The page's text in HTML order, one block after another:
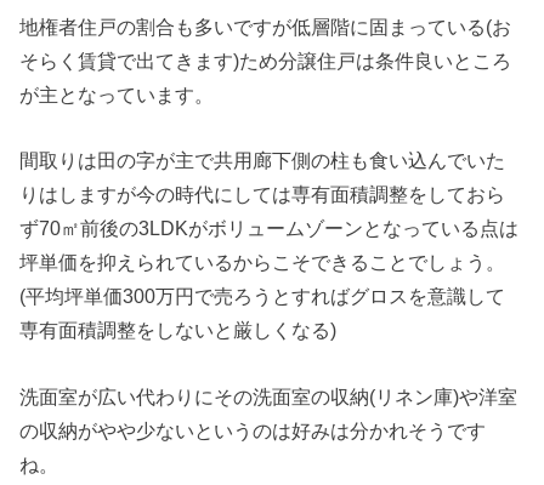
地権者住戸の割合も多いですが低層階に固まっている(お
そらく賃貸で出てきます)ため分譲住戸は条件良いところ
が主となっています。
間取りは田の字が主で共用廊下側の柱も食い込んでいた
りはしますが今の時代にしては専有面積調整をしておら
ず70㎡前後の3LDKがボリュームゾーンとなっている点は
坪単価を抑えられているからこそできることでしょう。
(平均坪単価300万円で売ろうとすればグロスを意識して
専有面積調整をしないと厳しくなる)
洗面室が広い代わりにその洗面室の収納(リネン庫)や洋室
の収納がやや少ないというのは好みは分かれそうです
ね。